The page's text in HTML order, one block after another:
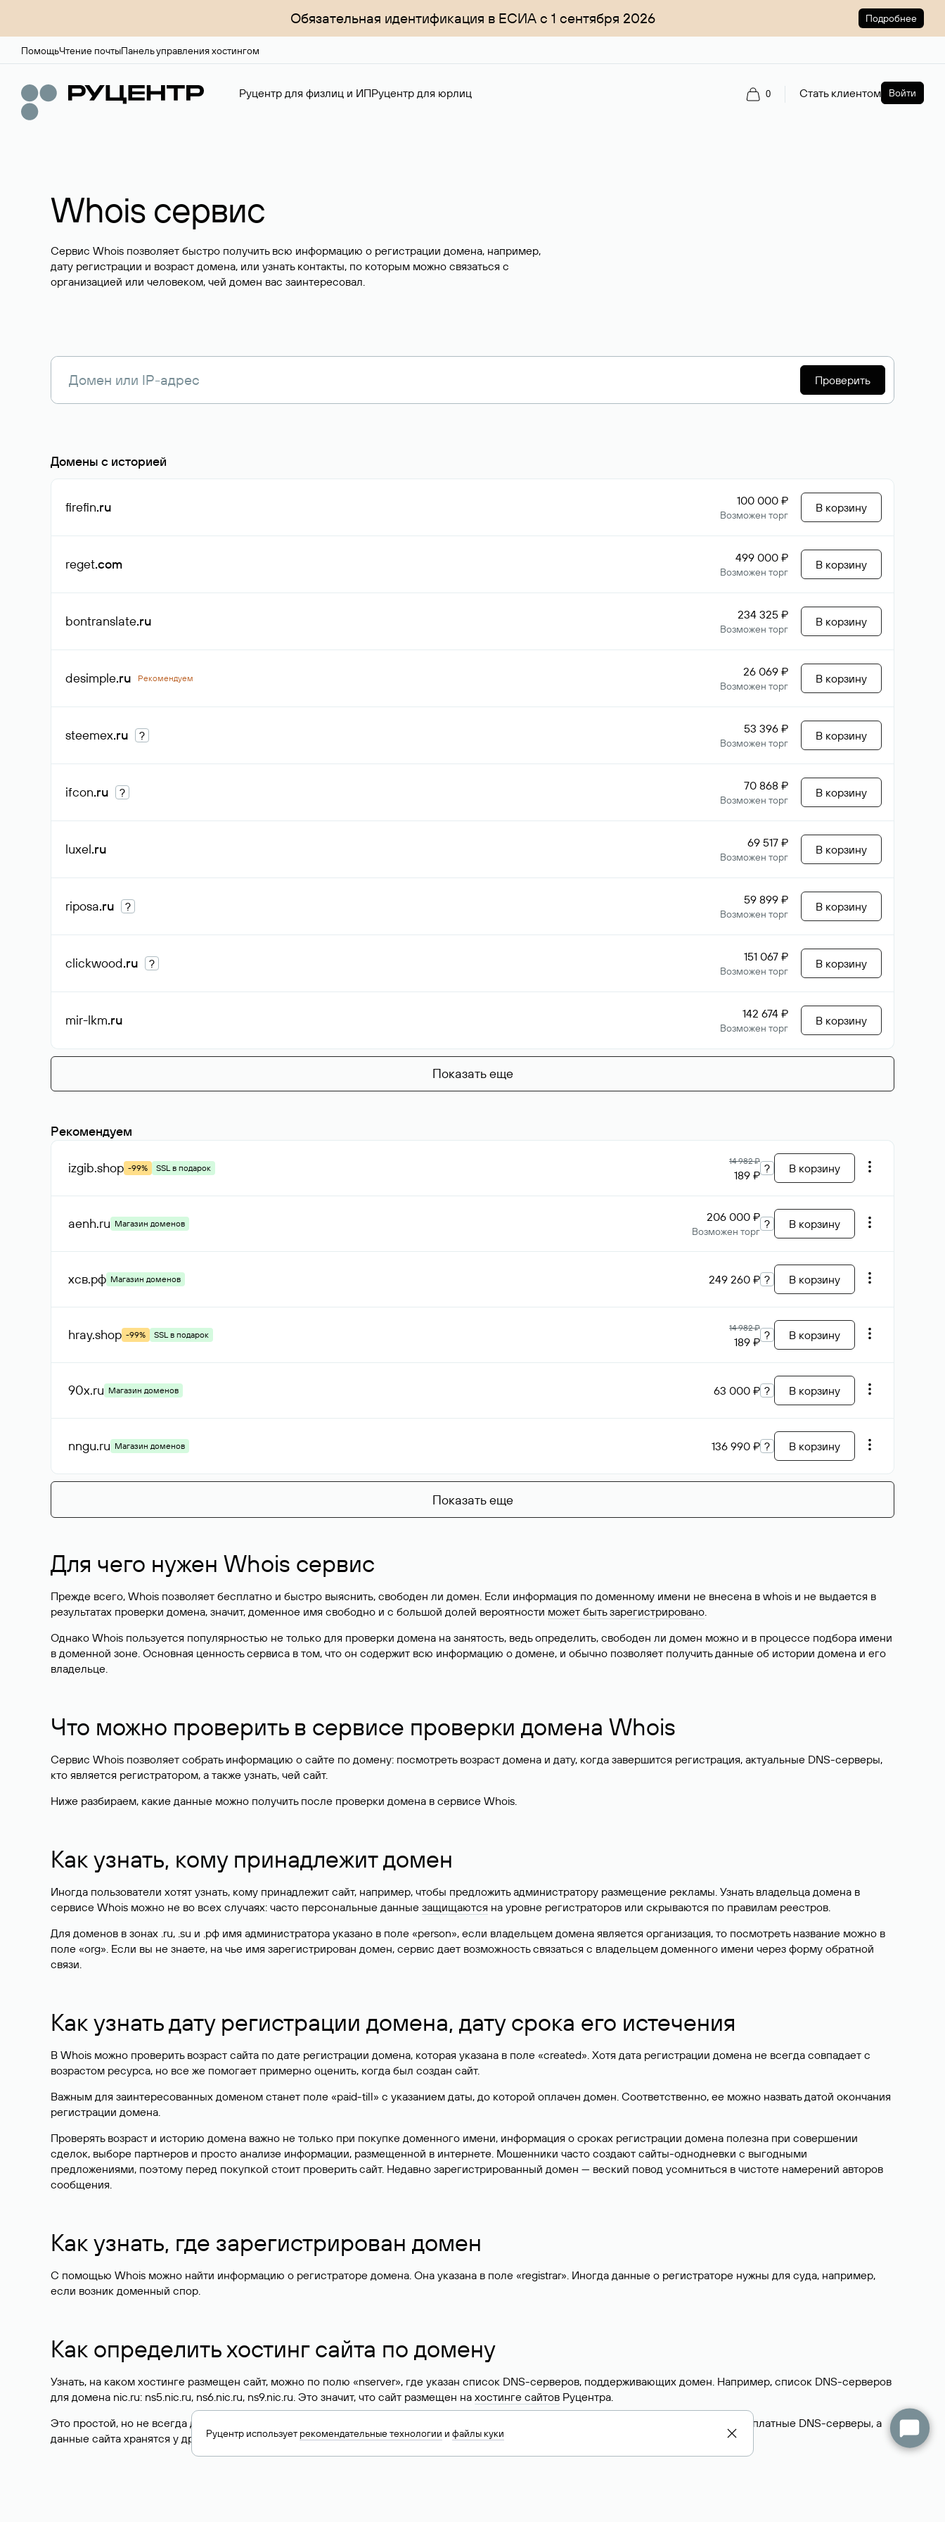
Обязательная идентификация в ЕСИА с 1 сентября 2026 Подробнее
ПомощьЧтение почтыПанель управления хостингом
Руцентр для физлиц и ИПРуцентр для юрлиц 0 Стать клиентом Войти
Whois сервис
Сервис Whois позволяет быстро получить всю информацию о регистрации домена, например,
дату регистрации и возраст домена, или узнать контакты, по которым можно связаться с
организацией или человеком, чей домен вас заинтересовал.
Проверить
Домены с историей
firefin.ru 100 000 ₽
Возможен торг
В корзину
reget.com 499 000 ₽
Возможен торг
В корзину
bontranslate.ru 234 325 ₽
Возможен торг
В корзину
desimple.ru Рекомендуем 26 069 ₽
Возможен торг
В корзину
steemex.ru ? 53 396 ₽
Возможен торг
В корзину
ifcon.ru ? 70 868 ₽
Возможен торг
В корзину
luxel.ru 69 517 ₽
Возможен торг
В корзину
riposa.ru ? 59 899 ₽
Возможен торг
В корзину
clickwood.ru ? 151 067 ₽
Возможен торг
В корзину
mir-lkm.ru 142 674 ₽
Возможен торг
В корзину
Показать еще
Рекомендуем
izgib.shop -99% SSL в подарок
14 982 ₽
189 ₽ ? В корзину
aenh.ru Магазин доменов 206 000 ₽
Возможен торг
? В корзину
хсв.рф Магазин доменов 249 260 ₽ ? В корзину
hray.shop -99% SSL в подарок
14 982 ₽
189 ₽ ? В корзину
90x.ru Магазин доменов 63 000 ₽ ? В корзину
nngu.ru Магазин доменов 136 990 ₽ ? В корзину
Показать еще
Для чего нужен Whois сервис
Прежде всего, Whois позволяет бесплатно и быстро выяснить, свободен ли домен. Если информация по доменному имени не внесена в whois и не выдается в
результатах проверки домена, значит, доменное имя свободно и с большой долей вероятности может быть зарегистрировано.
Однако Whois пользуется популярностью не только для проверки домена на занятость, ведь определить, свободен ли домен можно и в процессе подбора имени
в доменной зоне. Основная ценность сервиса в том, что он содержит всю информацию о домене, и обычно позволяет получить данные об истории домена и его
владельце.
Что можно проверить в сервисе проверки домена Whois
Сервис Whois позволяет собрать информацию о сайте по домену: посмотреть возраст домена и дату, когда завершится регистрация, актуальные DNS-серверы,
кто является регистратором, а также узнать, чей сайт.
Ниже разбираем, какие данные можно получить после проверки домена в сервисе Whois.
Как узнать, кому принадлежит домен
Иногда пользователи хотят узнать, кому принадлежит сайт, например, чтобы предложить администратору размещение рекламы. Узнать владельца домена в
сервисе Whois можно не во всех случаях: часто персональные данные защищаются на уровне регистраторов или скрываются по правилам реестров.
Для доменов в зонах .ru, .su и .рф имя администратора указано в поле «person», если владельцем домена является организация, то посмотреть название можно в
поле «org». Если вы не знаете, на чье имя зарегистрирован домен, сервис дает возможность связаться с владельцем доменного имени через форму обратной
связи.
Как узнать дату регистрации домена, дату срока его истечения
В Whois можно проверить возраст сайта по дате регистрации домена, которая указана в поле «created». Хотя дата регистрации домена не всегда совпадает с
возрастом ресурса, но все же помогает примерно оценить, когда был создан сайт.
Важным для заинтересованных доменом станет поле «paid-till» с указанием даты, до которой оплачен домен. Соответственно, ее можно назвать датой окончания
регистрации домена.
Проверять возраст и историю домена важно не только при покупке доменного имени, информация о сроках регистрации домена полезна при совершении
сделок, выборе партнеров и просто анализе информации, размещенной в интернете. Мошенники часто создают сайты-однодневки с выгодными
предложениями, поэтому перед покупкой стоит проверить сайт. Недавно зарегистрированный домен — веский повод усомниться в чистоте намерений авторов
сообщения.
Как узнать, где зарегистрирован домен
С помощью Whois можно найти информацию о регистраторе домена. Она указана в поле «registrar». Иногда данные о регистраторе нужны для суда, например,
если возник доменный спор.
Как определить хостинг сайта по домену
Узнать, на каком хостинге размещен сайт, можно по полю «nserver», где указан список DNS-серверов, поддерживающих домен. Например, список DNS-серверов
для домена nic.ru: ns5.nic.ru, ns6.nic.ru, ns9.nic.ru. Это значит, что сайт размещен на хостинге сайтов Руцентра.
Это простой, но не всегда достоверный способ узнать хостинг-провайдера сайта. Иногда владельцы сайтов делегируют домен на бесплатные DNS-серверы, а
данные сайта хранятся у другого хостинг-провайдера.
Руцентр использует рекомендательные технологии и файлы куки